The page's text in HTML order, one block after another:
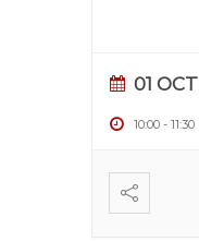
01 OCT
10:00 - 11:30